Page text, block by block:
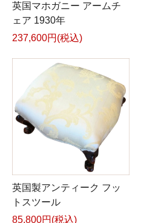
英国マホガニー アームチ
ェア 1930年
237,600円(税込)
英国製アンティーク フッ
トスツール
85,800円(税込)